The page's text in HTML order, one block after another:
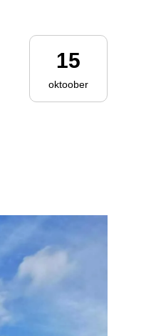
15
oktoober